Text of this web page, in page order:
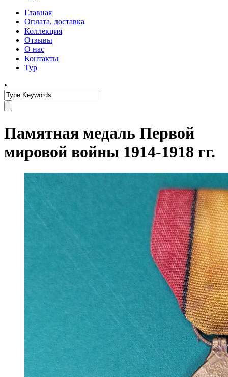
Главная
Оплата, доставка
Коллекция
Отзывы
О нас
Контакты
Тур
•
Памятная медаль Первой
мировой войны 1914-1918 гг.